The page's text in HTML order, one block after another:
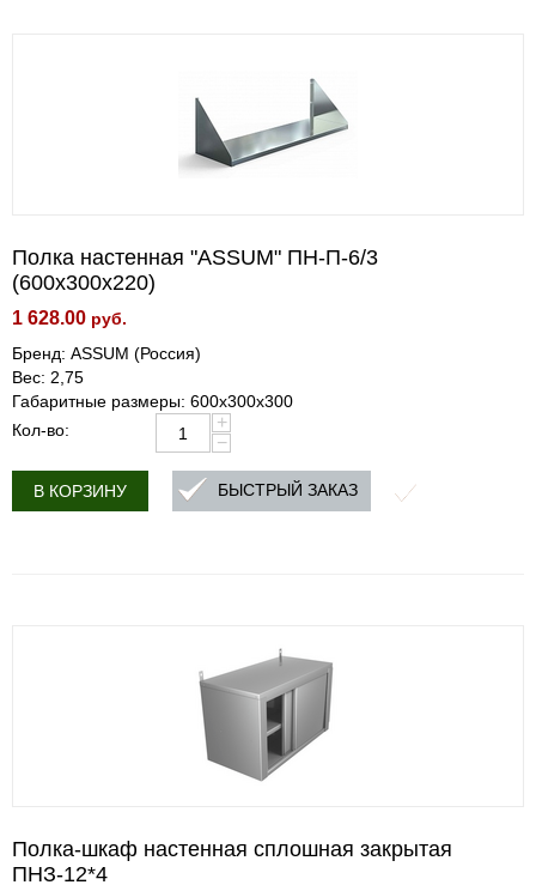
Полка настенная "ASSUM" ПН-П-6/3
(600х300х220)
1 628.00 руб.
Бренд: ASSUM (Россия)
Вес: 2,75
Габаритные размеры: 600х300х300
Кол-во:
+
−
В КОРЗИНУ БЫСТРЫЙ ЗАКАЗ
Полка-шкаф настенная сплошная закрытая
ПНЗ-12*4